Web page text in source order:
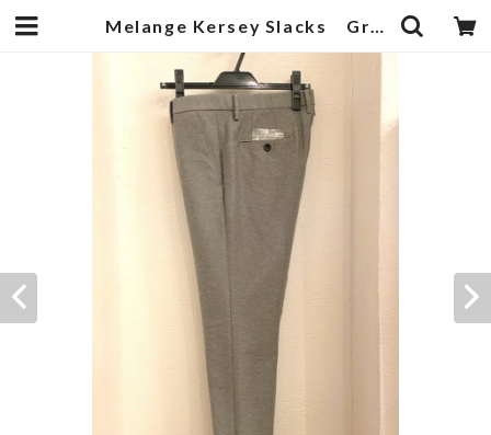
Melange Kersey Slacks Gray | 武蔵小杉のセレクトショップ【ナクール】-nakool-